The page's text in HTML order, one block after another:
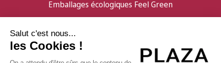
Emballages écologiques Feel Green
Partenaires
Confiserie Foraine
Qui sommes nous ?